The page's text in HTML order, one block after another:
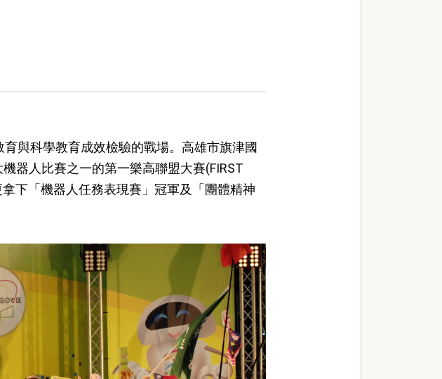
與科學教育成效檢驗的戰場。高雄市旗津國
器人比賽之一的第一樂高聯盟大賽(FIRST
下「機器人任務表現賽」冠軍及「團體精神